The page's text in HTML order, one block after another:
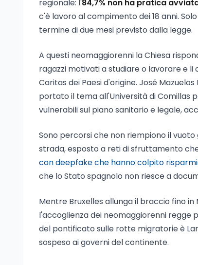
regionale: l'84,7% non ha pratica
c'è lavoro al compimento dei 18 anni.
termine di due mesi previsto dalla legge.
A questi neomaggiorenni la Chiesa
ragazzi motivati a studiare o lavorare e
Caritas dei Paesi d'origine. José
portato il tema all'Università di Comillas
vulnerabili sul piano sanitario e legale,
Sono percorsi che non riempiono il
strada, esposto a reti di sfruttamento
con deepfake che hanno colpito
che lo Stato spagnolo non riesce a
Mentre Bruxelles allunga il braccio fino
l'accoglienza dei neomaggiorenni regge
del pontificato sulle rotte migratorie è
sospeso ai governi del continente.